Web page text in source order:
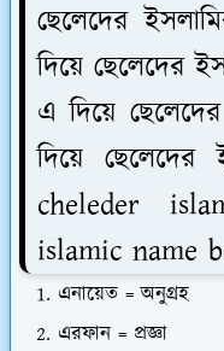
ছেলেদের
দিয়ে ছেলেদের
এ দিয়ে
দিয়ে
cheleder
islamic name
এনায়েত = অনুগ্রহ
এরফান = প্রজ্ঞা